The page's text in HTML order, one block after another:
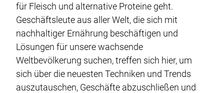
Fingerfood-Catering
Buffet-Catering
Veganes-Catering
Gala-Catering
Food-Truck-Catering
für Fleisch und alternative Proteine geht.
Geschäftsleute aus aller Welt, die sich mit
nachhaltiger Ernährung beschäftigen und
Lösungen für unsere wachsende
Weltbevölkerung suchen, treffen sich hier, um
sich über die neuesten Techniken und Trends
auszutauschen, Geschäfte abzuschließen und